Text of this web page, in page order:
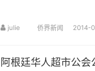
julie 侨界新闻 2014-
阿根廷华人超市公